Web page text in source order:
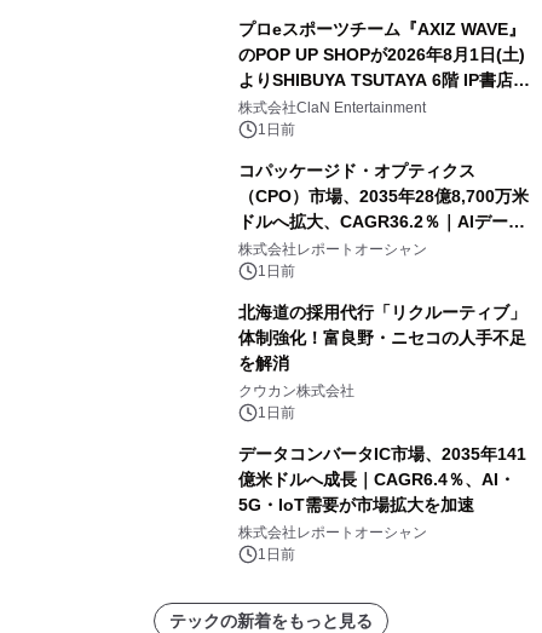
プロeスポーツチーム『AXIZ WAVE』
のPOP UP SHOPが2026年8月1日(土)
よりSHIBUYA TSUTAYA 6階 IP書店で
開催決定！！
株式会社ClaN Entertainment
1日前
コパッケージド・オプティクス
（CPO）市場、2035年28億8,700万米
ドルへ拡大、CAGR36.2％｜AIデータ
センター・高速光通信需要が成長を加
速
株式会社レポートオーシャン
1日前
北海道の採用代行「リクルーティブ」
体制強化！富良野・ニセコの人手不足
を解消
クウカン株式会社
1日前
データコンバータIC市場、2035年141
億米ドルへ成長｜CAGR6.4％、AI・
5G・IoT需要が市場拡大を加速
株式会社レポートオーシャン
1日前
テックの新着をもっと見る